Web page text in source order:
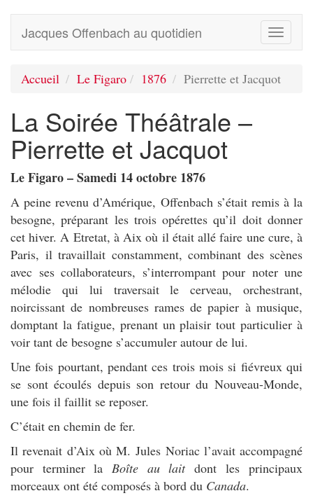
Toggle
Jacques Offenbach au quotidien
Accueil Le Figaro 1876 Pierrette et Jacquot
La Soirée Théâtrale –
Pierrette et Jacquot
Le Figaro – Samedi 14 octobre 1876
A peine revenu d’Amérique, Offenbach s’était remis à la
besogne, préparant les trois opérettes qu’il doit donner
cet hiver. A Etretat, à Aix où il était allé faire une cure, à
Paris, il travaillait constamment, combinant des scènes
avec ses collaborateurs, s’interrompant pour noter une
mélodie qui lui traversait le cerveau, orchestrant,
noircissant de nombreuses rames de papier à musique,
domptant la fatigue, prenant un plaisir tout particulier à
voir tant de besogne s’accumuler autour de lui.
Une fois pourtant, pendant ces trois mois si fiévreux qui
se sont écoulés depuis son retour du Nouveau-Monde,
une fois il faillit se reposer.
C’était en chemin de fer.
Il revenait d’Aix où M. Jules Noriac l’avait accompagné
pour terminer la Boîte au laitdont les principaux
morceaux ont été composés à bord du Canada.